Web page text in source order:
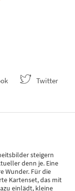
Twitter
steigern
denn je. Eine
Wunder. Für die
Kartenset, das mit
einlädt, kleine